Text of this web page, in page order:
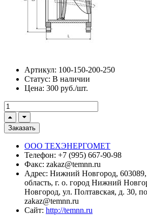
Артикул: 100-150-200-250
Статус: В наличии
Цена: 300 руб./шт.
Заказать
ООО ТЕХЭНЕРГОМЕТ
Телефон: +7 (995) 667-90-98
Факс: zakaz@temnn.ru
Адрес: Нижний Новгород,
область, г. о. город Нижний
Новгород, ул. Полтавская, д. 30,
zakaz@temnn.ru
Сайт: http://temnn.ru